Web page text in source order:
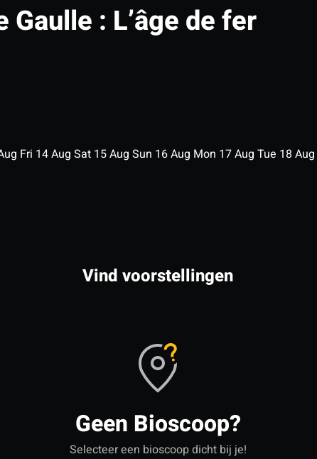
Gaulle : L’âge de fer
Fri 14Aug Sat 15Aug Sun 16Aug Mon 17Aug Tue 18 Aug
Vind voorstellingen
Geen Bioscoop?
Selecteer een bioscoop dicht bij je!